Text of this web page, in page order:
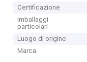
Certificazione
Imballaggi
particolari
Luogo di origine
Marca